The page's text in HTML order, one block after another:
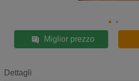
Miglior prezzo
Dettagli